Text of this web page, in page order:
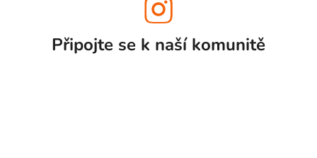
Připojte se k naší komunitě